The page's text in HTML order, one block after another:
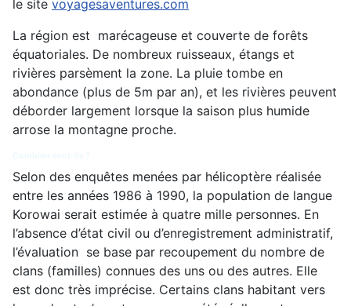
le site voyagesaventures.com
La région est marécageuse et couverte de forêts
équatoriales. De nombreux ruisseaux, étangs et
rivières parsèment la zone. La pluie tombe en
abondance (plus de 5m par an), et les rivières peuvent
déborder largement lorsque la saison plus humide
arrose la montagne proche.
Selon des enquêtes menées par hélicoptère réalisée
entre les années 1986 à 1990, la population de langue
Korowai serait estimée à quatre mille personnes. En
l’absence d’état civil ou d’enregistrement administratif,
l’évaluation se base par recoupement du nombre de
clans (familles) connues des uns ou des autres. Elle
est donc très imprécise. Certains clans habitant vers